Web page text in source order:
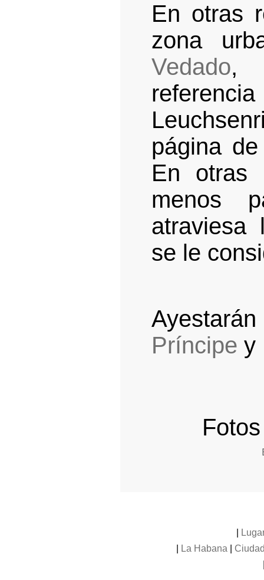
En otras
zona
Vedado,
página
En otras
menos
atraviesa
se le
Príncipe y
La Habana